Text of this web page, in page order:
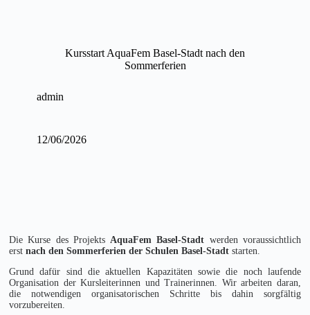
Kursstart AquaFem Basel-Stadt nach den
Sommerferien
admin
12/06/2026
Die Kurse des Projekts AquaFem Basel-Stadt werden voraussichtlich
erst nach den Sommerferien der Schulen Basel-Stadt starten.
Grund dafür sind die aktuellen Kapazitäten sowie die noch laufende
Organisation der Kursleiterinnen und Trainerinnen. Wir arbeiten daran,
die notwendigen organisatorischen Schritte bis dahin sorgfältig
vorzubereiten.